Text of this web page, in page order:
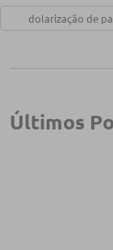
dolarização de
Últimos